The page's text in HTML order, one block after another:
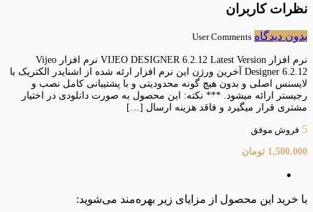
نظرات کاربران
بدون دیدگاه User Comments
نرم افزار VIJEO DESIGNER 6.2.12 Latest Version نرم افزار Vijeo
Designer 6.2.12 آخرین ورژن این نرم افزار ارئه شده از اشنایدر الکتریک با
لایسنس اصلی و بدون هیچ گونه محدودیتی و با پشتیبانی کامل نصب و
رجیستر ارائه میشود. *** نکته: این محصول به صورت دانلودی در اختیار
مشتری قرار میگیرد و فاقد هزینه ارسال […]
5 فروش موفق
1,500,000 تومان
با خرید این محصول از مزایای زیر بهره‌مند می‌شوید: